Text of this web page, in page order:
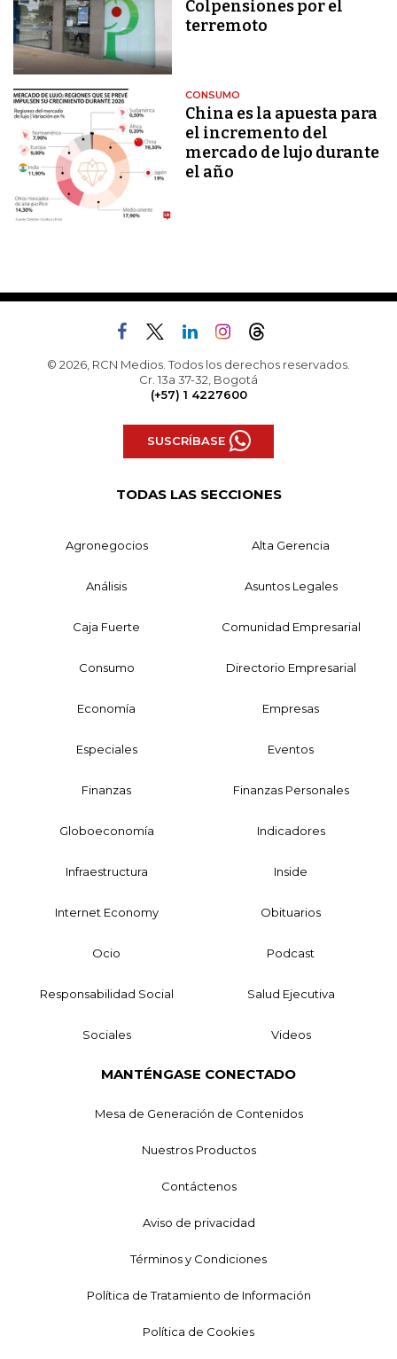
Colpensiones por el
terremoto
CONSUMO
China es la apuesta para
el incremento del
mercado de lujo durante
el año
© 2026, RCN Medios. Todos los derechos reservados.
Cr. 13a 37-32, Bogotá
(+57) 1 4227600
SUSCRÍBASE
TODAS LAS SECCIONES
Agronegocios Alta Gerencia
Análisis Asuntos Legales
Caja Fuerte Comunidad Empresarial
Consumo Directorio Empresarial
Economía Empresas
Especiales Eventos
Finanzas Finanzas Personales
Globoeconomía Indicadores
Infraestructura Inside
Internet Economy Obituarios
Ocio Podcast
Responsabilidad Social Salud Ejecutiva
Sociales Videos
MANTÉNGASE CONECTADO
Mesa de Generación de Contenidos
Nuestros Productos
Contáctenos
Aviso de privacidad
Términos y Condiciones
Política de Tratamiento de Información
Política de Cookies